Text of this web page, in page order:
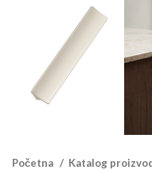
Početna
Katalog